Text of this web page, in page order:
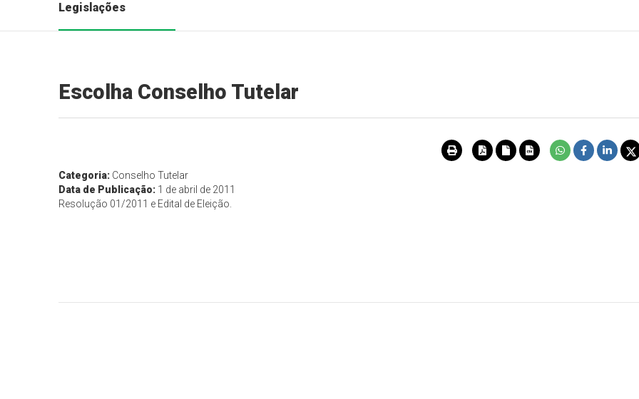
Legislações
Escolha Conselho Tutelar
Categoria: Conselho Tutelar
Data de Publicação: 1 de abril de 2011
Resolução 01/2011 e Edital de Eleição.